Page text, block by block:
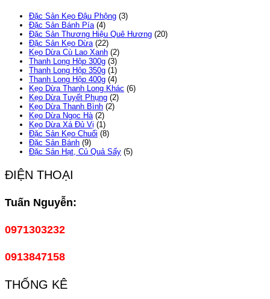
Đặc Sản Kẹo Đậu Phộng (3)
Đặc Sản Bánh Pía (4)
Đặc Sản Thương Hiệu Quê Hương (20)
Đặc Sản Kẹo Dừa (22)
Kẹo Dừa Cù Lao Xanh (2)
Thanh Long Hộp 300g (3)
Thanh Long Hộp 350g (1)
Thanh Long Hộp 400g (4)
Kẹo Dừa Thanh Long Khác (6)
Kẹo Dừa Tuyết Phụng (2)
Kẹo Dừa Thanh Bình (2)
Kẹo Dừa Ngọc Hà (2)
Kẹo Dừa Xá Đủ Vị (1)
Đặc Sản Kẹo Chuối (8)
Đặc Sản Bánh (9)
Đặc Sản Hạt, Củ Quả Sấy (5)
ĐIỆN THOẠI
Tuấn Nguyễn:
0971303232
0913847158
THỐNG KÊ